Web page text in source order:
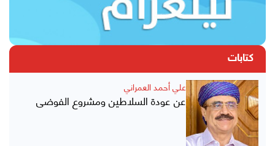
كتابات
علي أحمد العمراني
عن عودة السلاطين ومشروع الفوضى